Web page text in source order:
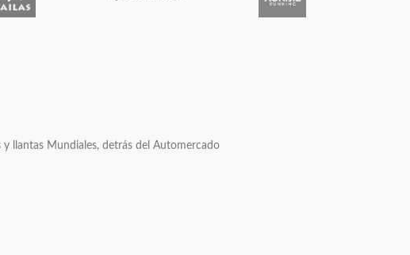
llantas Mundiales, detrás del Automercado